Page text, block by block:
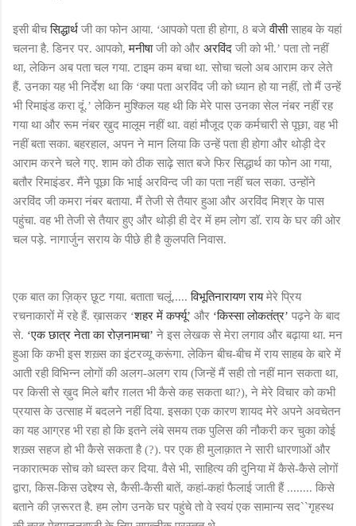
इसी बीचसिद्धार्थ जी का फोन आया. ‘आपको पता ही होगा, 8 बजेवीसीसाहब के यहां
चलना है. डिनर पर. आपको,मनीषाजी को और अरविंद जी को भी.’ पता तो नहीं
था, लेकिन अब पता चल गया. टाइम कम बचा था. सोचा चलो अब आराम कर लेते
हैं. उनका यह भी निर्देश था कि ‘क्या पता अरविंद जी को ध्यान हो या नहीं, तो मैं उन्हें
भी रिमाइंड करा दूं.’ लेकिन मुश्किल यह थी कि मेरे पास उनका सेल नंबर नहीं रह
गया था और रूम नंबर ख़ुद मालूम नहीं था. वहां मौजूद एक कर्मचारी से पूछा, वह भी
नहीं बता सका. बहरहाल, अपन ने मान लिया कि उन्हें पता ही होगा और थोड़ी देर
आराम करने चले गए. शाम को ठीक साढ़े सात बजे फिर सिद्धार्थ का फोन आ गया,
बतौर रिमाइंडर. मैंने पूछा कि भाई अरविन्द जी का पता नहीं चल सका. उन्होंने
अरविंद जी कमरा नंबर बताया. मैं तेजी से तैयार हुआ और अरविंद मिश्र के पास
पहुंचा. वह भी तेजी से तैयार हुए और थोड़ी ही देर में हम लोग डॉ. राय के घर की ओर
चल पड़े. नागार्जुन सराय के पीछे ही है कुलपति निवास.
एक बात का ज़िक्र छूट गया. बताता चलूं.....विभूतिनारायण रायमेरे प्रिय
रचनाकारों में रहे हैं. ख़ासकर ‘शहर में कर्फ्यू’ और ‘किस्सा लोकतंत्र’ पढ़ने के बाद
से. ‘एक छात्र नेता का रोज़नामचा’ ने इस लेखक से मेरा लगाव और बढ़ाया था. मन
हुआ कि कभी इस शख़्स का इंटरव्यू करूंगा. लेकिन बीच-बीच में राय साहब के बारे में
आती रही विभिन्न लोगों की अलग-अलग राय (जिन्हें मैं सही तो नहीं मान सकता था,
पर किसी से ख़ुद मिले बग़ैर ग़लत भी कैसे कह सकता था?), ने मेरे विचार को कभी
प्रयास के उत्साह में बदलने नहीं दिया. इसका एक कारण शायद मेरे अपने अवचेतन
का यह आग्रह भी रहा हो कि इतने लंबे समय तक पुलिस की नौकरी कर चुका कोई
शख़्स सहज हो भी कैसे सकता है (?). पर एक ही मुलाक़ात ने सारी धारणाओं और
नकारात्मक सोच को ध्वस्त कर दिया. वैसे भी, साहित्य की दुनिया में कैसे-कैसे लोगों
द्वारा, किस-किस उद्देश्य से, कैसी-कैसी बातें, कहां-कहां फैलाई जाती हैं ........ किसे
बताने की ज़रूरत है. हम लोग उनके घर पहुंचे तो वे स्वयं एक सामान्य सद``गृहस्थ